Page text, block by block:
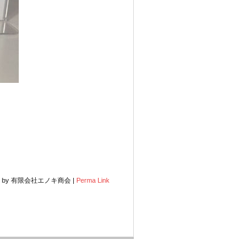
by 有限会社エノキ商会| Perma Link